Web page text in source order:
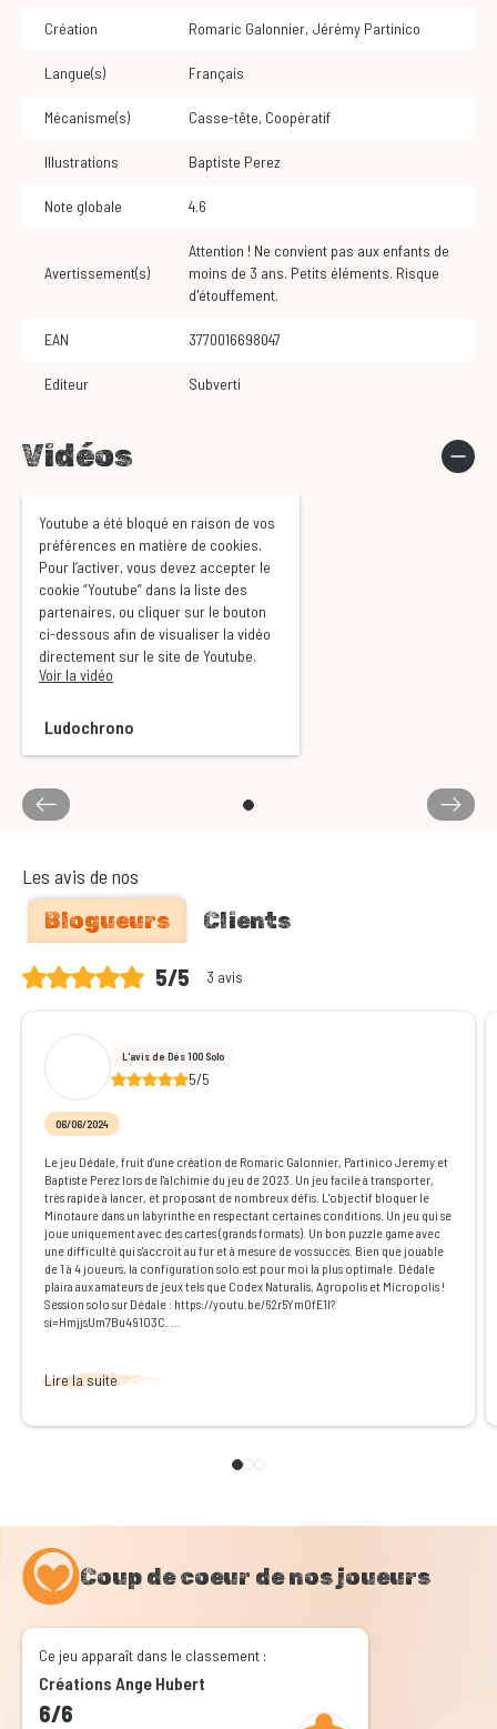
Création Romaric Galonnier, Jérémy Partinico
Langue(s) Français
Mécanisme(s) Casse-tête, Coopératif
Illustrations Baptiste Perez
Note globale 4.6
Avertissement(s)
Attention ! Ne convient pas aux enfants de
moins de 3 ans. Petits éléments. Risque
d'étouffement.
EAN 3770016698047
Editeur Subverti
Vidéos
Youtube a été bloqué en raison de vos
préférences en matière de cookies.
Pour l’activer, vous devez accepter le
cookie “Youtube” dans la liste des
partenaires, ou cliquer sur le bouton
ci-dessous afin de visualiser la vidéo
directement sur le site de Youtube.
Voir la vidéo
Ludochrono
Coup de coeur de nos joueurs
Ce jeu apparaît dans le classement :
Créations Ange Hubert
6/6
Les avis de nos
Blogueurs Clients
5/5 3 avis
L'avis de Dés 100 Solo
5/5
06/06/2024
Le jeu Dédale, fruit d'une création de Romaric Galonnier, Partinico Jeremy et
Baptiste Perez lors de l'alchimie du jeu de 2023. Un jeu facile à transporter,
très rapide à lancer, et proposant de nombreux défis. L'objectif bloquer le
Minotaure dans un labyrinthe en respectant certaines conditions. Un jeu qui se
joue uniquement avec des cartes (grands formats). Un bon puzzle game avec
une difficulté qui s'accroit au fur et à mesure de vos succès. Bien que jouable
de 1 à 4 joueurs, la configuration solo est pour moi la plus optimale. Dédale
plaira aux amateurs de jeux tels que Codex Naturalis, Agropolis et Micropolis !
Session solo sur Dédale : https://youtu.be/62r5Ym0fE1I?
si=HmjjsUm7Bu49103C. ...
Lire la suite